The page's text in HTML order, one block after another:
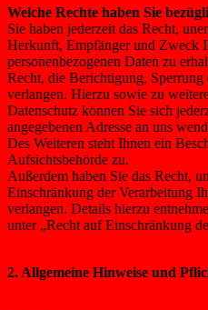
Welche Rechte haben Sie
Sie haben jederzeit das Recht,
Herkunft, Empfänger und Zweck
personenbezogenen Daten zu
Recht, die Berichtigung,
verlangen. Hierzu sowie zu
Datenschutz können Sie sich
angegebenen Adresse an uns
Des Weiteren steht Ihnen ein
Aufsichtsbehörde zu.
Außerdem haben Sie das Recht,
Einschränkung der Verarbeitung
verlangen. Details hierzu
unter „Recht auf Einschränkung
2. Allgemeine Hinweise und